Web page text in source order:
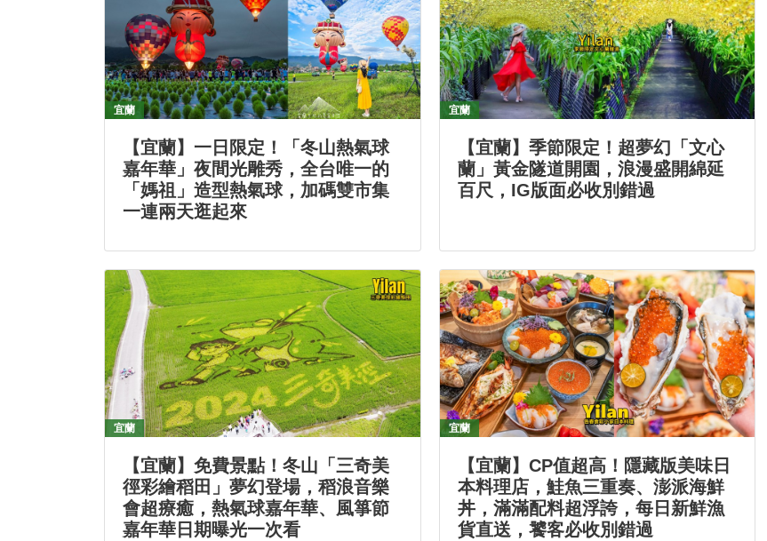
宜蘭
【宜蘭】一日限定！「冬山熱氣球
嘉年華」夜間光雕秀，全台唯一的
「媽祖」造型熱氣球，加碼雙市集
一連兩天逛起來
宜蘭
【宜蘭】季節限定！超夢幻「文心
蘭」黃金隧道開園，浪漫盛開綿延
百尺，IG版面必收別錯過
宜蘭
【宜蘭】免費景點！冬山「三奇美
徑彩繪稻田」夢幻登場，稻浪音樂
會超療癒，熱氣球嘉年華、風箏節
嘉年華日期曝光一次看
宜蘭
【宜蘭】CP值超高！隱藏版美味日
本料理店，鮭魚三重奏、澎派海鮮
丼，滿滿配料超浮誇，每日新鮮漁
貨直送，饕客必收別錯過